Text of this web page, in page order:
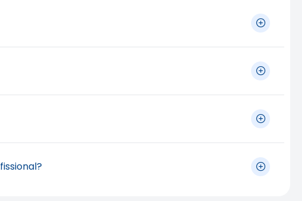
comprovando sua experiência ao longo do
em licitações e concursos públicos nas áreas
comprova a Capacidade Técnico Profissional da pessoa
que a ART deve estar emitida em ambos os
após a conclusão da obra/serviço é de até 5 (cinco)
ele executou.
já executados, com os respectivos períodos e
ou serviço em andamento.